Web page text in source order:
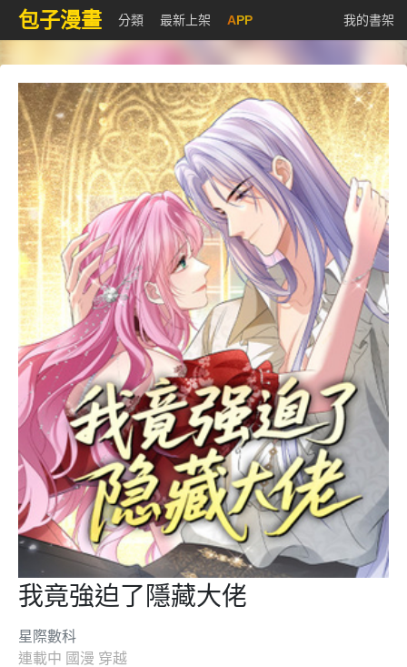
包子漫畫 分類 最新上架 APP 我的書架
我竟強迫了隱藏大佬
星際數科
連載中 國漫 穿越